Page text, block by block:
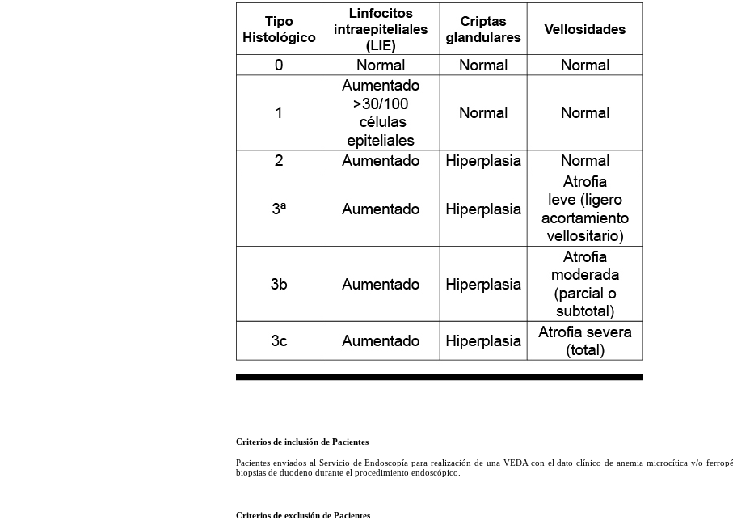
Criterios de inclusión de Pacientes
Pacientes enviados al Servicio de Endoscopía para realización de una VEDA con el dato clínico de anemia microcítica y/o
biopsias de duodeno durante el procedimiento endoscópico.
Criterios de exclusión de Pacientes